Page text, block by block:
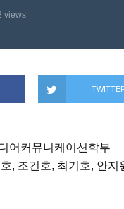
views
어커뮤니케이션학부
, 조건호, 최기호, 안